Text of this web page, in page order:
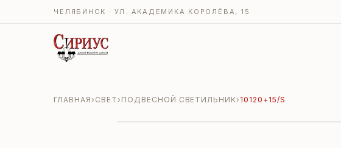
ЧЕЛЯБИНСК · УЛ. АКАДЕМИКА КОРОЛЁВА, 15
ГЛАВНАЯ› СВЕТ› ПОДВЕСНОЙ СВЕТИЛЬНИК› 10120+15/S